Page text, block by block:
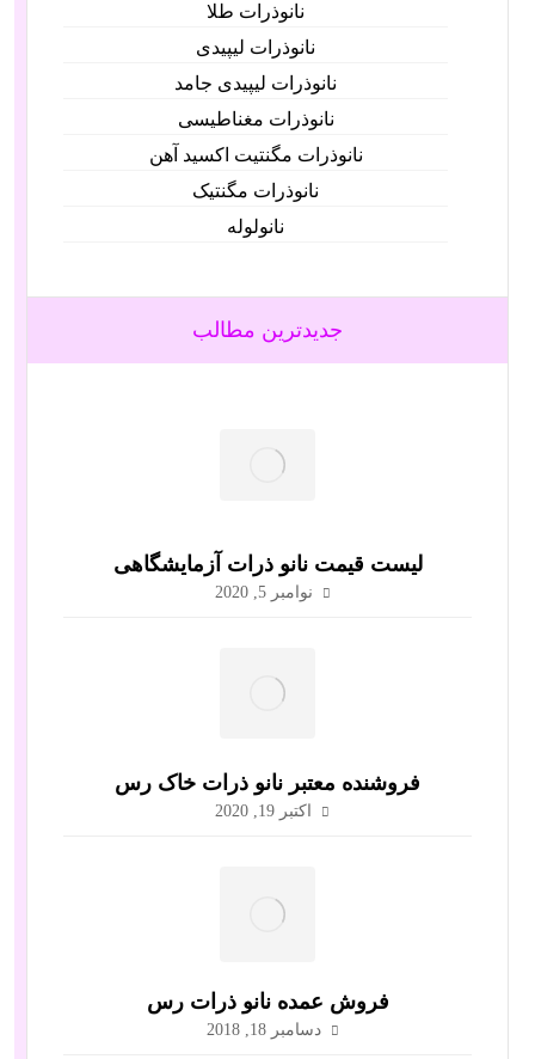
نانوذرات طلا
نانوذرات لیپیدی
نانوذرات لیپیدی جامد
نانوذرات مغناطیسی
نانوذرات مگنتیت اکسید آهن
نانوذرات مگنتیک
نانولوله‌
جدیدترین مطالب
لیست قیمت نانو ذرات آزمایشگاهی
نوامبر 5, 2020
فروشنده معتبر نانو ذرات خاک رس
اکتبر 19, 2020
فروش عمده نانو ذرات رس
دسامبر 18, 2018